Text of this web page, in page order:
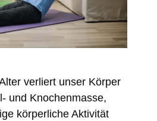
verliert unser Körper
und Knochenmasse,
körperliche Aktivität